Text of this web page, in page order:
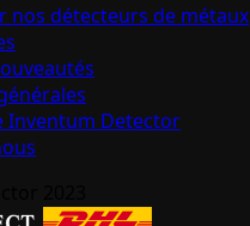
nos détecteurs de métaux
Inventum Detector